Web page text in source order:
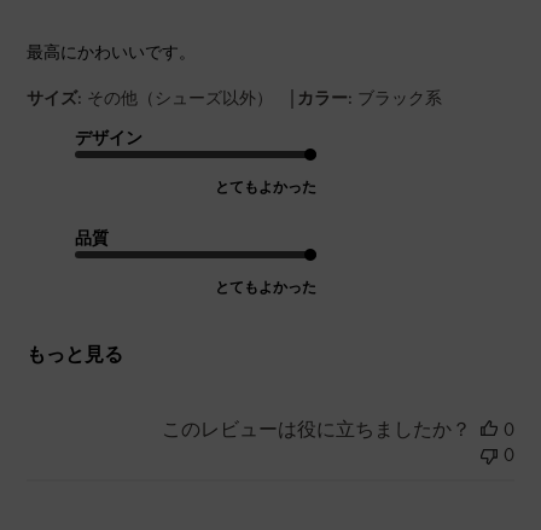
最高にかわいいです。
サイズ: その他（シューズ以外） | カラー: ブラック系
デザイン
とてもよかった
品質
とてもよかった
もっと見る
このレビューは役に立ちましたか？
0
0